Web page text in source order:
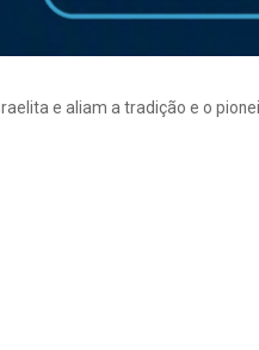
e aliam a tradição e o